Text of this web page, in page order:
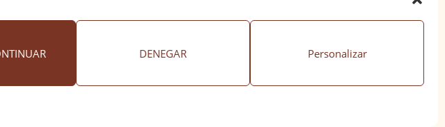
DENEGAR Personalizar